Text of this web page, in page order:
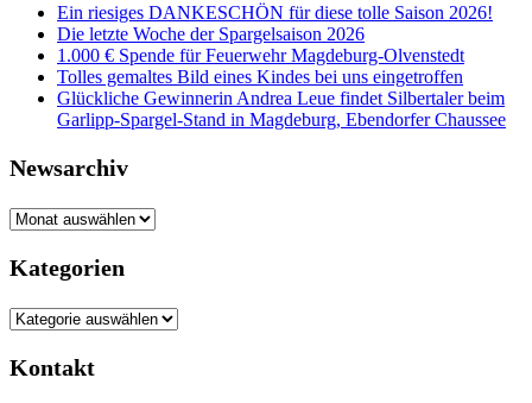
Ein riesiges DANKESCHÖN für diese tolle Saison 2026!
Die letzte Woche der Spargelsaison 2026
1.000 € Spende für Feuerwehr Magdeburg-Olvenstedt
Tolles gemaltes Bild eines Kindes bei uns eingetroffen
Glückliche Gewinnerin Andrea Leue findet Silbertaler beim
Garlipp-Spargel-Stand in Magdeburg, Ebendorfer Chaussee
Newsarchiv
Newsarchiv
Kategorien
Kategorien
Kontakt